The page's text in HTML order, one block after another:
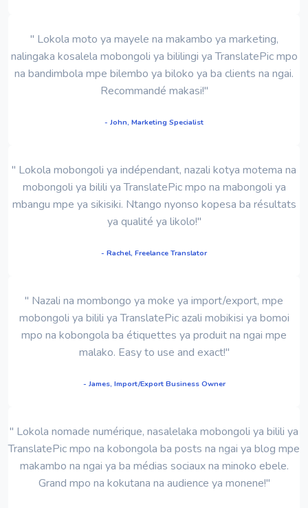
" Lokola moto ya mayele na makambo ya marketing,
nalingaka kosalela mobongoli ya bililingi ya TranslatePic mpo
na bandimbola mpe bilembo ya biloko ya ba clients na ngai.
Recommandé makasi!"
- John, Marketing Specialist
" Lokola mobongoli ya indépendant, nazali kotya motema na
mobongoli ya bilili ya TranslatePic mpo na mabongoli ya
mbangu mpe ya sikisiki. Ntango nyonso kopesa ba résultats
ya qualité ya likolo!"
- Rachel, Freelance Translator
" Nazali na mombongo ya moke ya import/export, mpe
mobongoli ya bilili ya TranslatePic azali mobikisi ya bomoi
mpo na kobongola ba étiquettes ya produit na ngai mpe
malako. Easy to use and exact!"
- James, Import/Export Business Owner
" Lokola nomade numérique, nasalelaka mobongoli ya bilili ya
TranslatePic mpo na kobongola ba posts na ngai ya blog mpe
makambo na ngai ya ba médias sociaux na minoko ebele.
Grand mpo na kokutana na audience ya monene!"